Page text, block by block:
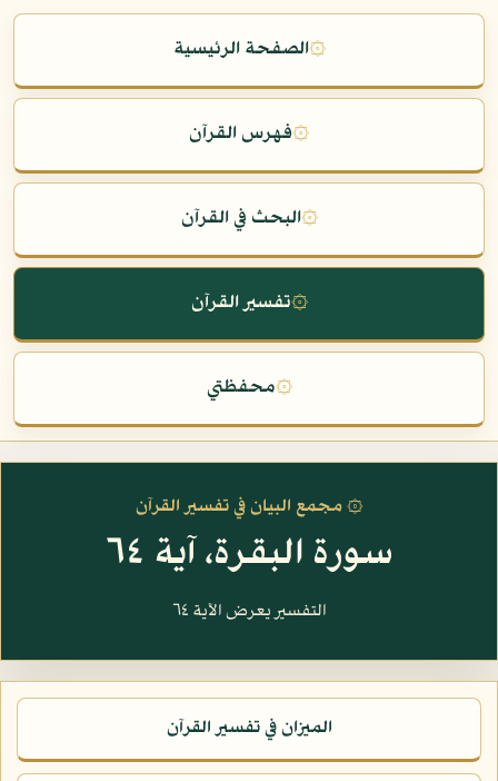
۞الصفحة الرئيسية
۞فهرس القرآن
۞البحث في القرآن
۞تفسير القرآن
۞محفظتي
۞ مجمع البيان في تفسير القرآن
سورة البقرة، آية ٦٤
التفسير يعرض الآية ٦٤
الميزان في تفسير القرآن